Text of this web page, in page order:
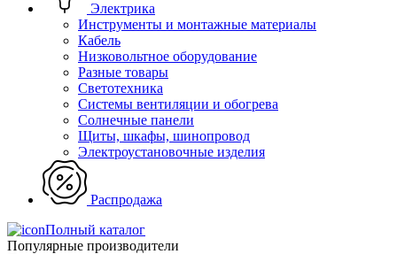
Электрика
Инструменты и монтажные материалы
Кабель
Низковольтное оборудование
Разные товары
Светотехника
Системы вентиляции и обогрева
Солнечные панели
Щиты, шкафы, шинопровод
Электроустановочные изделия
Распродажа
Полный каталог
Популярные производители